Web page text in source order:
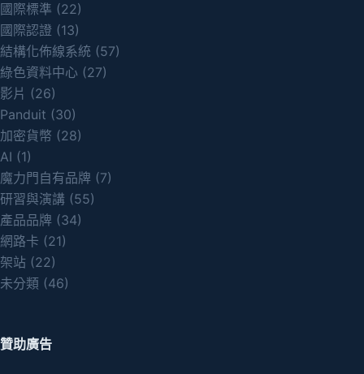
國際標準 (22)
國際認證 (13)
結構化佈線系統 (57)
綠色資料中心 (27)
影片 (26)
Panduit (30)
加密貨幣 (28)
AI (1)
魔力門自有品牌 (7)
研習與演講 (55)
產品品牌 (34)
網路卡 (21)
架站 (22)
未分類 (46)
贊助廣告